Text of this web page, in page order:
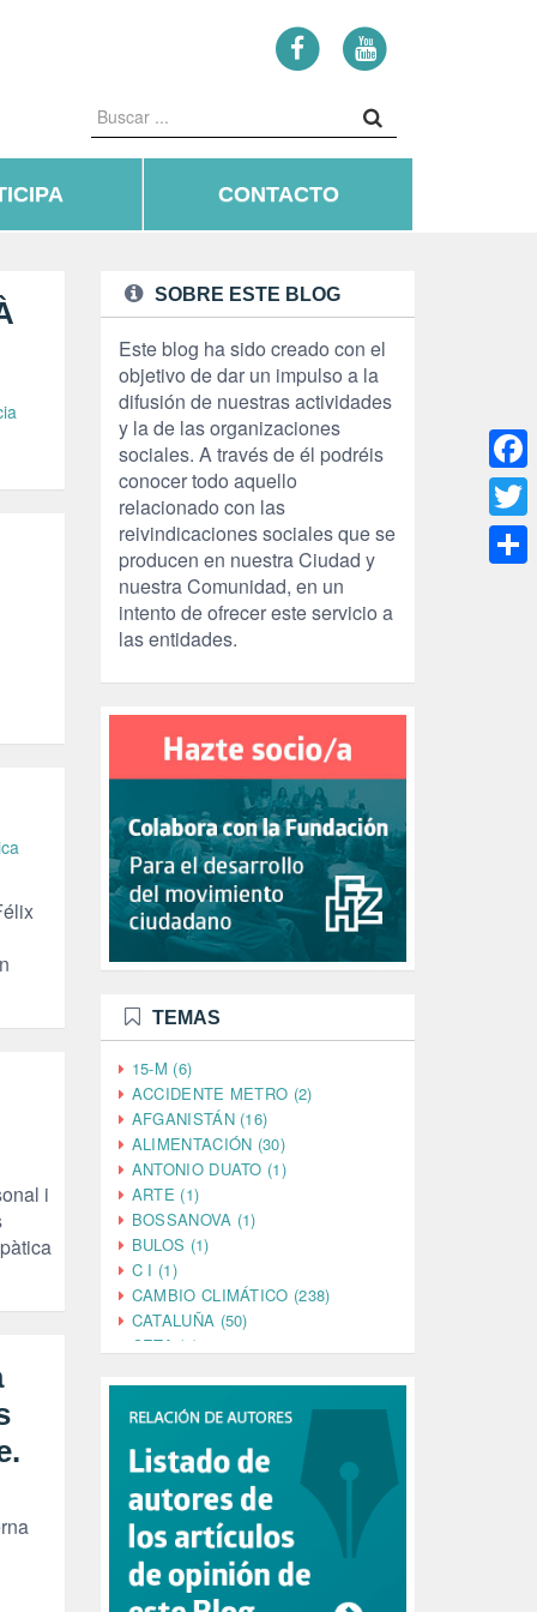
CONTACTO
i
SOBRE ESTE BLOG
Este blog ha sido creado con el
objetivo de dar un impulso a la
difusión de nuestras actividades
y la de las organizaciones
sociales. A través de él podréis
conocer todo aquello
relacionado con las
reivindicaciones sociales que se
producen en nuestra Ciudad y
nuestra Comunidad, en un
intento de ofrecer este servicio a
las entidades.
TEMAS
15-M (6)
ACCIDENTE METRO (2)
AFGANISTÁN (16)
ALIMENTACIÓN (30)
ANTONIO DUATO (1)
ARTE (1)
BOSSANOVA (1)
BULOS (1)
C I (1)
CAMBIO CLIMÁTICO (238)
CATALUÑA (50)
CETA (2)
CINE (35)
CIUDADANÍA (633)
COMPROMISO (2)
CONFERENCIA (1)
CONSUMO (1)
CORONAVIRUS (155)
CORRUPCIÓN (215)
CULTURA (704)